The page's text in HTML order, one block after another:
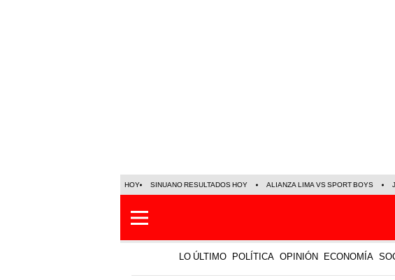
HOY SINUANO RESULTADOS HOY ALIANZA LIMA VS SPORT BOYS
LO ÚLTIMO POLÍTICA OPINIÓN ECONOMÍA